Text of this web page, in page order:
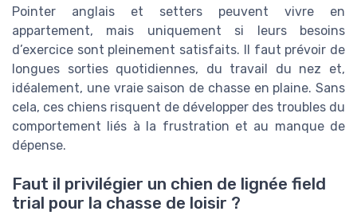
Pointer anglais et setters peuvent vivre en
appartement, mais uniquement si leurs besoins
d’exercice sont pleinement satisfaits. Il faut prévoir de
longues sorties quotidiennes, du travail du nez et,
idéalement, une vraie saison de chasse en plaine. Sans
cela, ces chiens risquent de développer des troubles du
comportement liés à la frustration et au manque de
dépense.
Faut il privilégier un chien de lignée field
trial pour la chasse de loisir ?